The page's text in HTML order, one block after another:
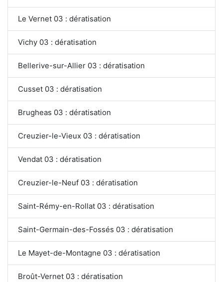
Le Vernet 03 : dératisation
Vichy 03 : dératisation
Bellerive-sur-Allier 03 : dératisation
Cusset 03 : dératisation
Brugheas 03 : dératisation
Creuzier-le-Vieux 03 : dératisation
Vendat 03 : dératisation
Creuzier-le-Neuf 03 : dératisation
Saint-Rémy-en-Rollat 03 : dératisation
Saint-Germain-des-Fossés 03 : dératisation
Le Mayet-de-Montagne 03 : dératisation
Broût-Vernet 03 : dératisation